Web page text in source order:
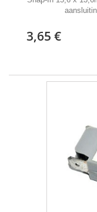
3,65 €